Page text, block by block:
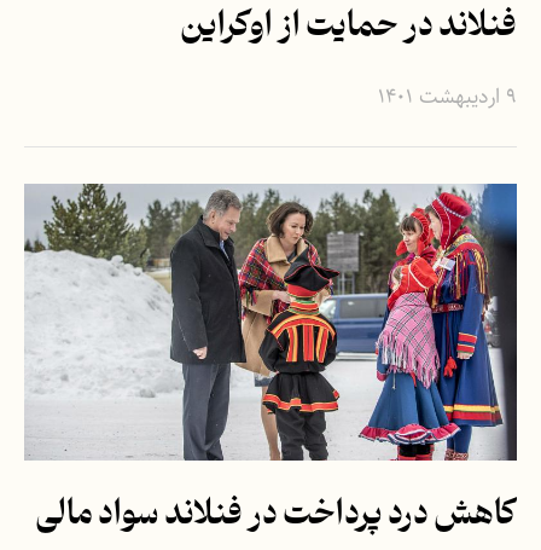
فنلاند در حمایت از اوکراین
۹ اردیبهشت ۱۴۰۱
کاهش درد پرداخت در فنلاند سواد مالی